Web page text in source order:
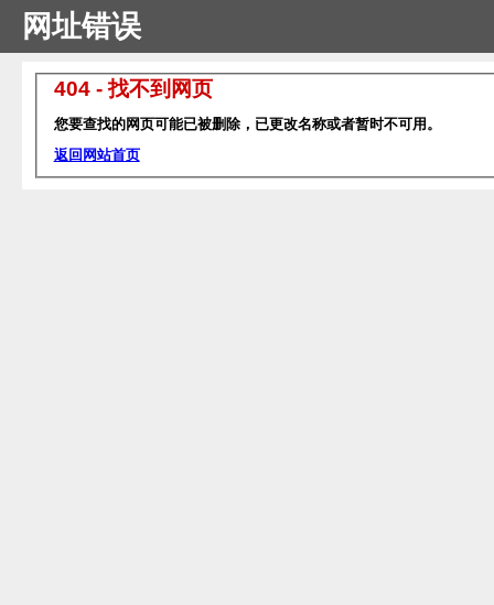
网址错误
404 - 找不到网页
您要查找的网页可能已被删除，已更改名称或者暂时不可用。
返回网站首页